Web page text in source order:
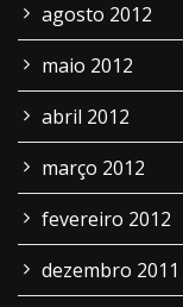
agosto 2012
maio 2012
abril 2012
março 2012
fevereiro 2012
dezembro 2011